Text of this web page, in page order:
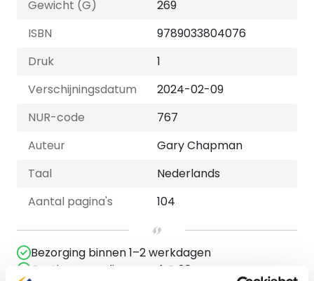
Gewicht (G)
269
ISBN
9789033804076
Druk
1
Verschijningsdatum
2024-02-09
NUR-code
767
Auteur
Gary Chapman
Taal
Nederlands
Aantal pagina's
104
Bezorging binnen 1–2 werkdagen
Gratis verzending vanaf € 20,-